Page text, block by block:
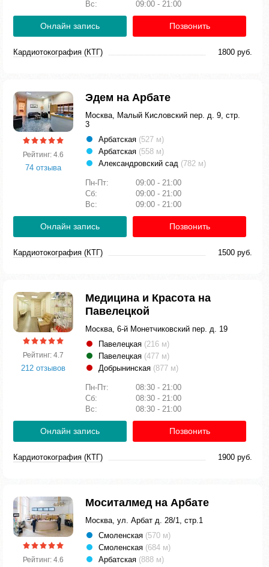
Вс: 09:00 - 21:00
Онлайн запись Позвонить
Кардиотокография (КТГ) 1800 руб.
Рейтинг: 4.6
74 отзыва
Эдем на Арбате
Москва, Малый Кисловский пер. д. 9, стр.
3
Арбатская (527 м)
Арбатская (558 м)
Александровский сад (782 м)
Пн-Пт:
09:00 - 21:00
Сб:
09:00 - 21:00
Вс:
09:00 - 21:00
Онлайн запись Позвонить
Кардиотокография (КТГ) 1500 руб.
Рейтинг: 4.7
212 отзывов
Медицина и Красота на
Павелецкой
Москва, 6-й Монетчиковский пер. д. 19
Павелецкая (216 м)
Павелецкая (477 м)
Добрынинская (877 м)
Пн-Пт:
08:30 - 21:00
Сб:
08:30 - 21:00
Вс:
08:30 - 21:00
Онлайн запись Позвонить
Кардиотокография (КТГ) 1900 руб.
Рейтинг: 4.6
Моситалмед на Арбате
Москва, ул. Арбат д. 28/1, стр.1
Смоленская (570 м)
Смоленская (684 м)
Арбатская (888 м)